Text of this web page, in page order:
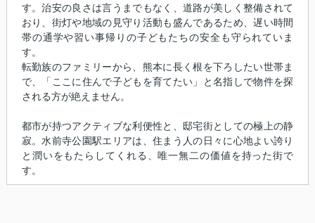
す。治安の良さは言うまでもなく、道路が美しく整備されて
おり、街灯や地域の見守り活動も盛んであるため、遅い時間
帯の通学や習い事帰りの子どもたちの安全も守られていま
す。
転勤族のファミリーから、熊本に長く根を下ろしたい世帯ま
で、「ここに住んで子どもを育てたい」と名指しで物件を探
される方が絶えません。
都市が持つアクティブな利便性と、邸宅街としての極上の静
寂。水前寺公園駅エリアは、住まう人の日々に心地よい誇り
と潤いをもたらしてくれる、唯一無二の価値を持った街で
す。